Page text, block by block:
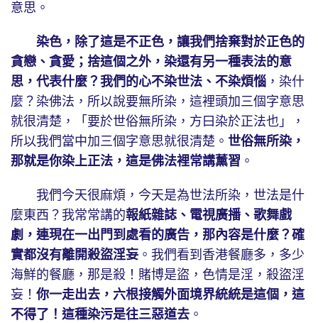
意思。
染色，除了這是不正色，讓我們捨棄對於正色的
貪戀、貪愛；捨這個之外，染還有另一種表法的意
思，代表什麼？我們的心不染世法、不染煩惱 ，染什
麼？染佛法，所以說要無所染，這裡頭加三個字意思
就很清楚，「要於世俗無所染，方曰染於正法也」，
所以我們當中加三個字意思就很清楚。 世俗無所染，
那就是你染上正法，這是佛法裡常講薰習 。
我們今天很麻煩，今天是為世法所染，世法是什
麼東西？我常常講的報紙雜誌、電視廣播、歌舞戲
劇，連現在一出門到處看的廣告，那內容是什麼？確
實都沒有離開殺盜淫妄 。我們看到香港餐廳多，多少
海鮮的餐廳，那是殺！賭博是盜，色情是淫，殺盜淫
妄！ 你一走出去，六根接觸外面境界統統是這個，這
不得了！這種染污是往三惡道去 。